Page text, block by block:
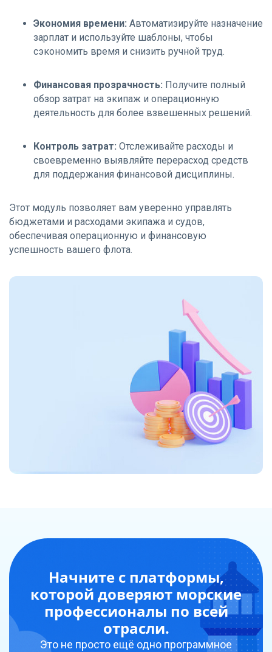
Экономия времени: Автоматизируйте назначение
зарплат и используйте шаблоны, чтобы
сэкономить время и снизить ручной труд.
Финансовая прозрачность: Получите полный
обзор затрат на экипаж и операционную
деятельность для более взвешенных решений.
Контроль затрат: Отслеживайте расходы и
своевременно выявляйте перерасход средств
для поддержания финансовой дисциплины.
Этот модуль позволяет вам уверенно управлять
бюджетами и расходами экипажа и судов,
обеспечивая операционную и финансовую
успешность вашего флота.
Начните с платформы,
которой доверяют морские
профессионалы по всей
отрасли.
Это не просто ещё одно программное